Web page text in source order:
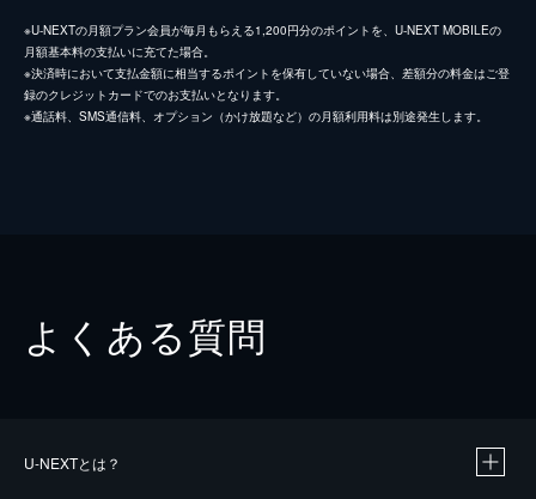
※U-NEXTの月額プラン会員が毎月もらえる1,200円分のポイントを、U-NEXT MOBILEの
月額基本料の支払いに充てた場合。
※決済時において支払金額に相当するポイントを保有していない場合、差額分の料金はご登
録のクレジットカードでのお支払いとなります。
※通話料、SMS通信料、オプション（かけ放題など）の月額利用料は別途発生します。
よくある質問
U-NEXTとは？